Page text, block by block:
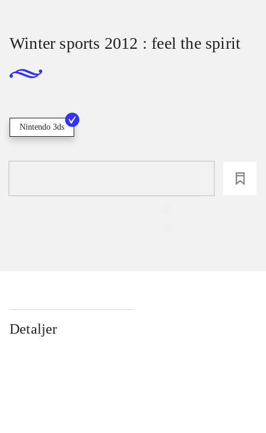
Winter sports 2012 : feel the spirit
Nintendo 3ds
Detaljer